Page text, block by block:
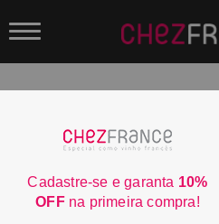
ORDENAR POR:
Cadastre-se e garanta 10%
OFFna primeira compra!